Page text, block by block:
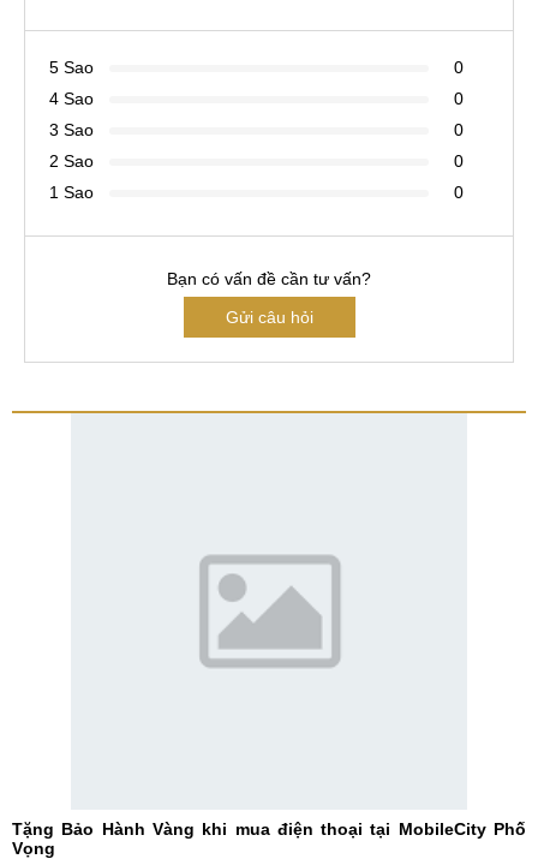
5 Sao
0
4 Sao
0
3 Sao
0
2 Sao
0
1 Sao
0
Bạn có vấn đề cần tư vấn?
Gửi câu hỏi
Tặng Bảo Hành Vàng khi mua điện thoại tại MobileCity Phố
Vọng